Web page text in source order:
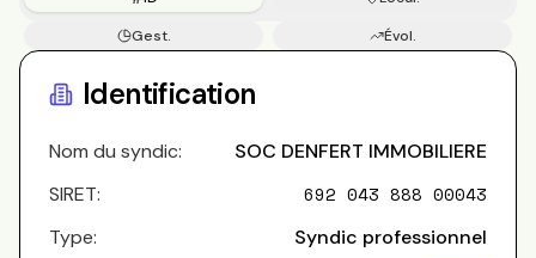
Gest.
Évol.
Identification
Nom du syndic:
SOC DENFERT IMMOBILIERE
SIRET:
692 043 888 00043
Type:
Syndic professionnel